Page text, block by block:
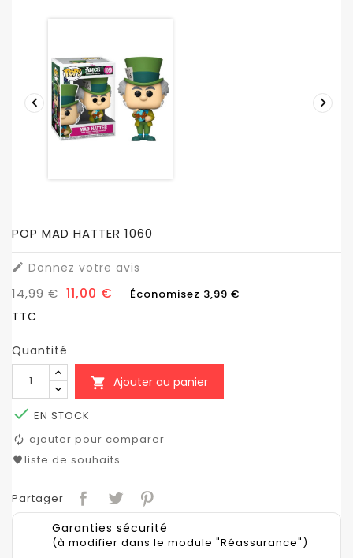
 
POP MAD HATTER 1060
 Donnez votre avis
14,99 € 11,00 € Économisez 3,99 €
TTC
Quantité
 Ajouter au panier
 EN STOCK
ajouter pour comparer
liste de souhaits
Partager
Garanties sécurité
(à modifier dans le module "Réassurance")